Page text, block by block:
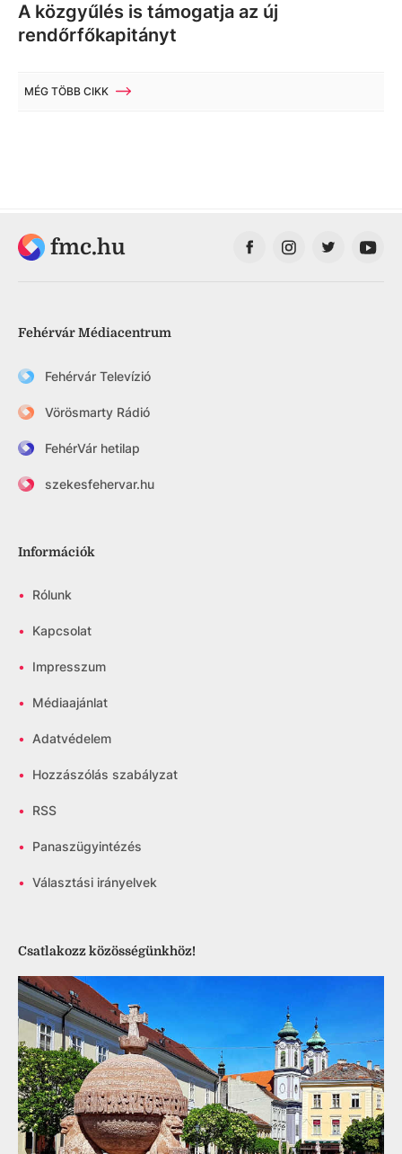
A közgyűlés is támogatja az új
rendőrfőkapitányt
MÉG TÖBB CIKK
fmc.hu
Fehérvár Médiacentrum
Fehérvár Televízió
Vörösmarty Rádió
FehérVár hetilap
szekesfehervar.hu
Információk
• Rólunk
• Kapcsolat
• Impresszum
• Médiaajánlat
• Adatvédelem
• Hozzászólás szabályzat
• RSS
• Panaszügyintézés
• Választási irányelvek
Csatlakozz közösségünkhöz!